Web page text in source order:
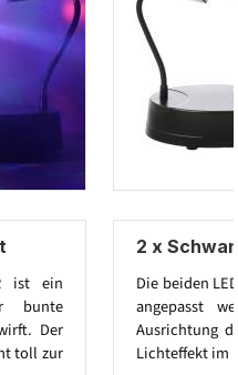
ist ein
bunte
Der
toll zur
2 x
Die beiden
angepasst
Ausrichtung
Lichteffekt im